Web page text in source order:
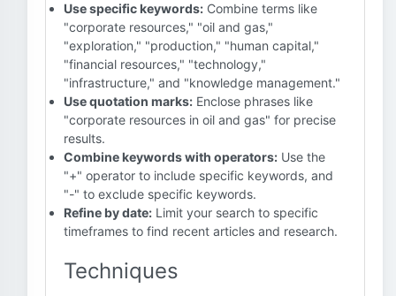
Use specific keywords: Combine terms like
"corporate resources," "oil and gas,"
"exploration," "production," "human capital,"
"financial resources," "technology,"
"infrastructure," and "knowledge management."
Use quotation marks: Enclose phrases like
"corporate resources in oil and gas" for precise
results.
Combine keywords with operators: Use the
"+" operator to include specific keywords, and
"-" to exclude specific keywords.
Refine by date: Limit your search to specific
timeframes to find recent articles and research.
Techniques